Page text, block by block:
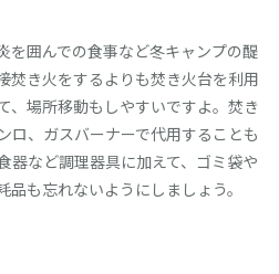
を囲んでの食事など冬キャンプの醍
焚き火をするよりも焚き火台を利用
、場所移動もしやすいですよ。焚き
ロ、ガスバーナーで代用することも
器など調理器具に加えて、ゴミ袋や
も忘れないようにしましょう。